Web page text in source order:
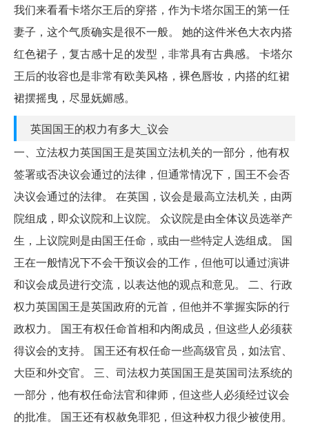
我们来看看卡塔尔王后的穿搭，作为卡塔尔国王的第一任
妻子，这个气质确实是很不一般。 她的这件米色大衣内搭
红色裙子，复古感十足的发型，非常具有古典感。 卡塔尔
王后的妆容也是非常有欧美风格，裸色唇妆，内搭的红裙
裙摆摇曳，尽显妩媚感。
英国国王的权力有多大_议会
一、立法权力英国国王是英国立法机关的一部分，他有权
签署或否决议会通过的法律，但通常情况下，国王不会否
决议会通过的法律。 在英国，议会是最高立法机关，由两
院组成，即众议院和上议院。 众议院是由全体议员选举产
生，上议院则是由国王任命，或由一些特定人选组成。 国
王在一般情况下不会干预议会的工作，但他可以通过演讲
和议会成员进行交流，以表达他的观点和意见。 二、行政
权力英国国王是英国政府的元首，但他并不掌握实际的行
政权力。 国王有权任命首相和内阁成员，但这些人必须获
得议会的支持。 国王还有权任命一些高级官员，如法官、
大臣和外交官。 三、司法权力英国国王是英国司法系统的
一部分，他有权任命法官和律师，但这些人必须经过议会
的批准。 国王还有权赦免罪犯，但这种权力很少被使用。